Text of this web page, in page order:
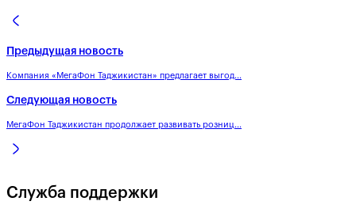
Предыдущая новость
Компания «МегаФон Таджикистан» предлагает выгод...
Следующая новость
МегаФон Таджикистан продолжает развивать розниц...
Служба поддержки